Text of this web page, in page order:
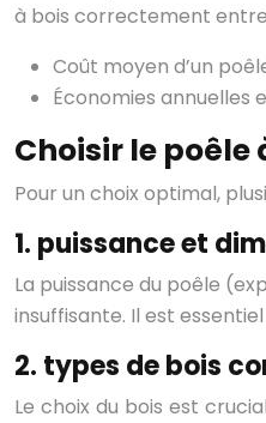
à bois correctement
Coût moyen d’un
Économies annuelles
Choisir le
Pour un choix optimal,
1. puissance et
La puissance du poêle
insuffisante. Il est
2. types de bois
Le choix du bois est